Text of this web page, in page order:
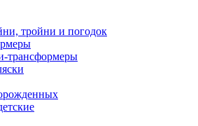
тройни и погодок
трансформеры